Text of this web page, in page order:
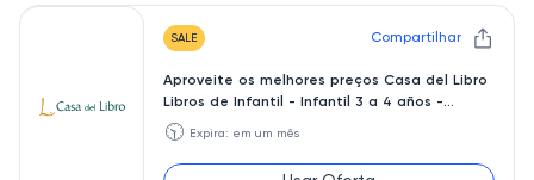
SALE Compartilhar
Aproveite os melhores preços Casa del Libro
Libros de Infantil - Infantil 3 a 4 años -
Álbumes ilust
🕥 Expira: em um mês